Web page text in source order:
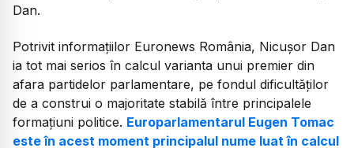
Dan.
Potrivit informațiilor Euronews România, Nicușor Dan
ia tot mai serios în calcul varianta unui premier din
afara partidelor parlamentare, pe fondul dificultăților
de a construi o majoritate stabilă între principalele
formațiuni politice. Europarlamentarul Eugen Tomac
este în acest moment principalul nume luat în calcul